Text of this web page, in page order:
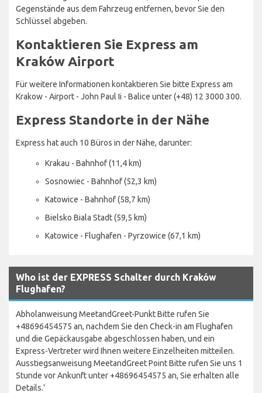
Gegenstände aus dem Fahrzeug entfernen, bevor Sie den
Schlüssel abgeben.
Kontaktieren Sie Express am
Kraków Airport
Für weitere Informationen kontaktieren Sie bitte Express am
Krakow - Airport - John Paul Ii - Balice unter (+48) 12 3000 300.
Express Standorte in der Nähe
Express hat auch 10 Büros in der Nähe, darunter:
Krakau - Bahnhof (11,4 km)
Sosnowiec - Bahnhof (52,3 km)
Katowice - Bahnhof (58,7 km)
Bielsko Biala Stadt (59,5 km)
Katowice - Flughafen - Pyrzowice (67,1 km)
Who ist der EXPRESS Schalter durch Kraków
Flughafen?
Abholanweisung MeetandGreet-Punkt Bitte rufen Sie
+48696454575 an, nachdem Sie den Check-in am Flughafen
und die Gepäckausgabe abgeschlossen haben, und ein
Express-Vertreter wird Ihnen weitere Einzelheiten mitteilen.
Ausstiegsanweisung MeetandGreet Point Bitte rufen Sie uns 1
Stunde vor Ankunft unter +48696454575 an, Sie erhalten alle
Details.'